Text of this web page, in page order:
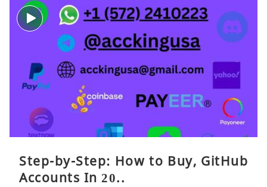
Step-by-Step: How to Buy, GitHub
Accounts In 20..